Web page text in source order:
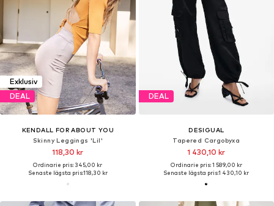
Exklusiv
DEAL
KENDALL FOR ABOUT YOU
Skinny Leggings 'Lil'
118,30 kr
Ordinarie pris: 345,00 kr
Senaste lägsta pris:118,30 kr
DEAL
DESIGUAL
Tapered Cargobyxa
1 430,10 kr
Ordinarie pris: 1 589,00 kr
Senaste lägsta pris:1 430,10 kr